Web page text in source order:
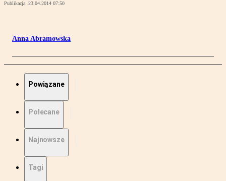
Publikacja: 23.04.2014 07:50
Anna Abramowska
Powiązane
Polecane
Najnowsze
Tagi